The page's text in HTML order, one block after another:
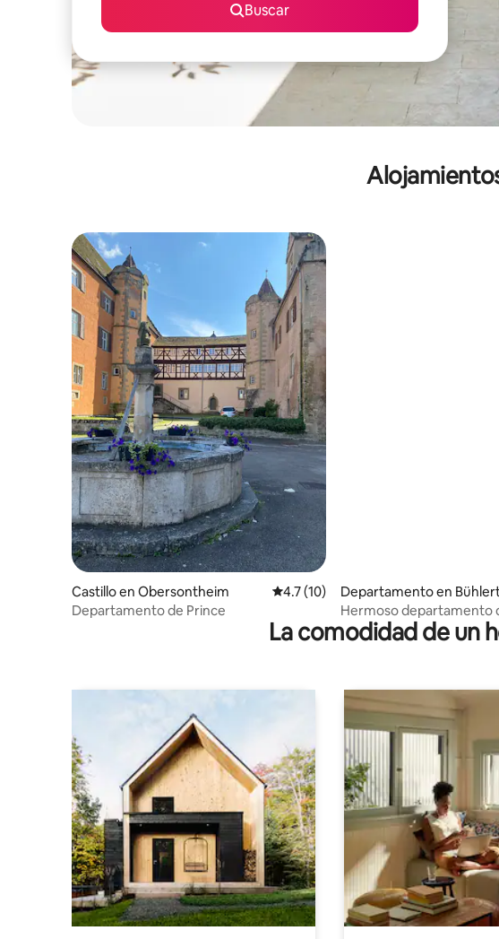
Buscar
Castillo en Obersontheim Calificación promedio: 4.7 de 5; 10
4.7 (10)
Departamento de Prince
Departamento en
Hermoso departamento
luminoso con balcón (2
La comodidad de un